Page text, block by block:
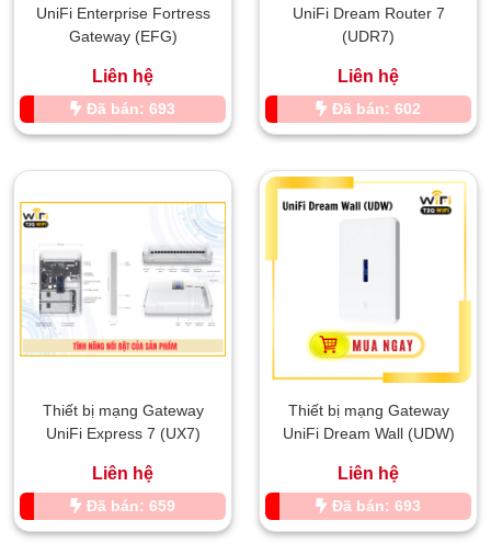
UniFi Enterprise Fortress
Gateway (EFG)
Liên hệ
Đã bán: 693
UniFi Dream Router 7
(UDR7)
Liên hệ
Đã bán: 602
Thiết bị mạng Gateway
UniFi Express 7 (UX7)
Liên hệ
Đã bán: 659
Thiết bị mạng Gateway
UniFi Dream Wall (UDW)
Liên hệ
Đã bán: 693